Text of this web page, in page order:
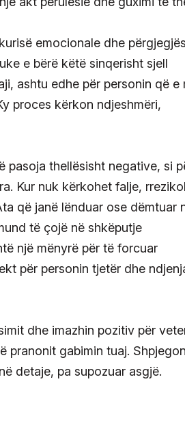
emocionale dhe
e bërë këtë sinqerisht sjell
ashtu edhe për personin që e
proces kërkon ndjeshmëri,
pasoja thellësisht negative, si
Kur nuk kërkohet falje,
që janë lënduar ose dëmtuar
të çojë në shkëputje
një mënyrë për të forcuar
për personin tjetër dhe
dhe imazhin pozitiv për
pranonit gabimin tuaj.
detaje, pa supozuar asgjë.